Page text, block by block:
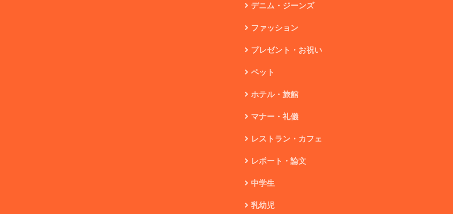
デニム・ジーンズ
ファッション
プレゼント・お祝い
ペット
ホテル・旅館
マナー・礼儀
レストラン・カフェ
レポート・論文
中学生
乳幼児